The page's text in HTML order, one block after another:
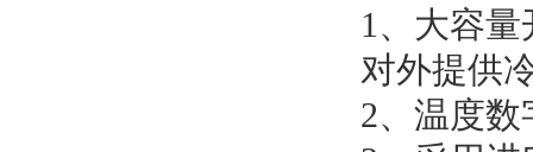
1、大容
对外提供
2、温度